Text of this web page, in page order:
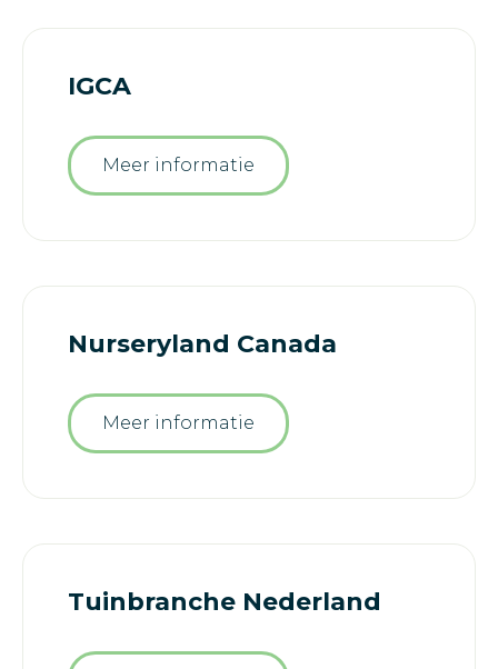
IGCA
Meer informatie
Nurseryland Canada
Meer informatie
Tuinbranche Nederland